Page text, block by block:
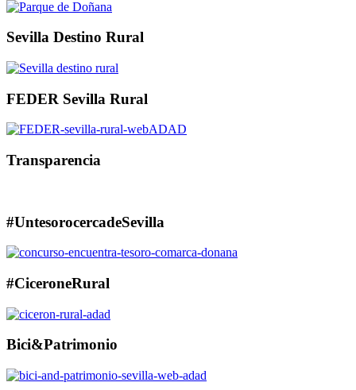
Sevilla Destino Rural
FEDER Sevilla Rural
Transparencia
#UntesorocercadeSevilla
#CiceroneRural
Bici&Patrimonio